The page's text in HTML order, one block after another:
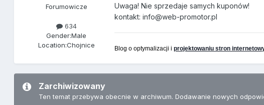
Forumowicze
634
Gender:Male
Location:Chojnice
Uwaga! Nie sprzedaje samych kuponów!
kontakt: info@web-promotor.pl
Blog o optymalizacji iprojektowaniu stron
Zarchiwizowany
Ten temat przebywa obecnie w archiwum. Dodawanie nowych